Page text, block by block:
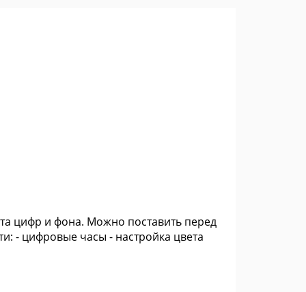
цифр и фона. Можно поставить перед
- цифровые часы - настройка цвета